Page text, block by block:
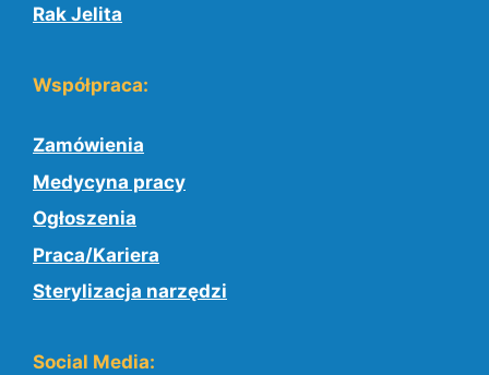
Rak Jelita
Współpraca:
Zamówienia
Medycyna pracy
Ogłoszenia
Praca/Kariera
Sterylizacja narzędzi
Social Media: